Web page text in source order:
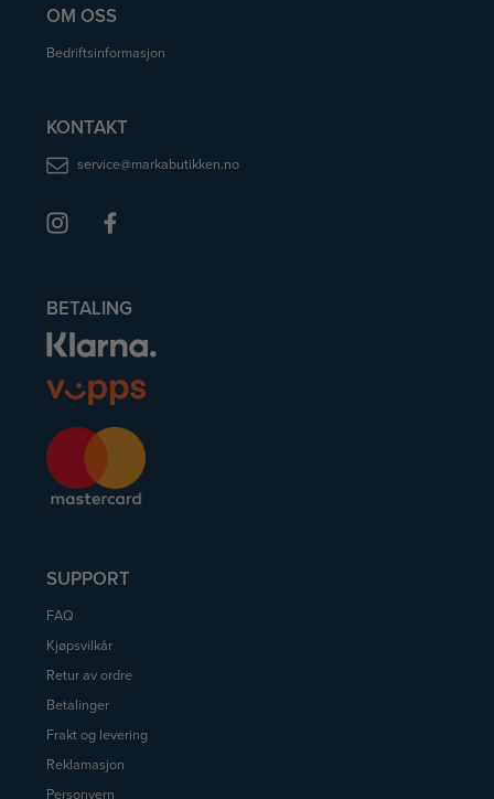
OM OSS
Bedriftsinformasjon
KONTAKT
service@markabutikken.no
BETALING
SUPPORT
FAQ
Kjøpsvilkår
Retur av ordre
Betalinger
Frakt og levering
Reklamasjon
Personvern